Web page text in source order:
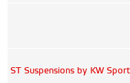
ST Suspensions by KW